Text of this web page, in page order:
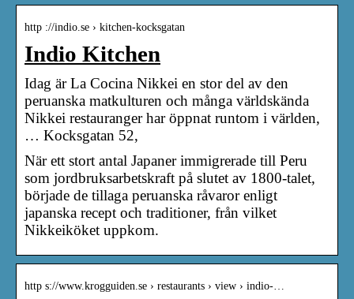
http ://indio.se › kitchen-kocksgatan
Indio Kitchen
Idag är La Cocina Nikkei en stor del av den
peruanska matkulturen och många världskända
Nikkei restauranger har öppnat runtom i världen,
… Kocksgatan 52,
När ett stort antal Japaner immigrerade till Peru
som jordbruksarbetskraft på slutet av 1800-talet,
började de tillaga peruanska råvaror enligt
japanska recept och traditioner, från vilket
Nikkeiköket uppkom.
http s://www.krogguiden.se › restaurants › view › indio-…